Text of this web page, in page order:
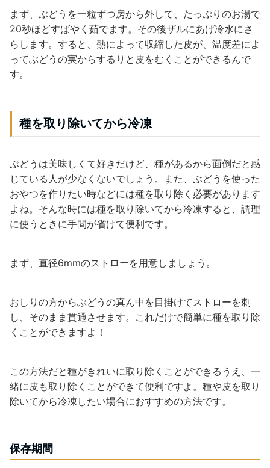
まず、ぶどうを一粒ずつ房から外して、たっぷりのお湯で
20秒ほどすばやく茹でます。その後ザルにあげ冷水にさ
らします。すると、熱によって収縮した皮が、温度差によ
ってぶどうの実からするりと皮をむくことができるんで
す。
種を取り除いてから冷凍
ぶどうは美味しくて好きだけど、種があるから面倒だと感
じている人が少なくないでしょう。また、ぶどうを使った
おやつを作りたい時などには種を取り除く必要があります
よね。そんな時には種を取り除いてから冷凍すると、調理
に使うときに手間が省けて便利です。
まず、直径6mmのストローを用意しましょう。
おしりの方からぶどうの真ん中を目掛けてストローを刺
し、そのまま貫通させます。これだけで簡単に種を取り除
くことができますよ！
この方法だと種がきれいに取り除くことができるうえ、一
緒に皮も取り除くことができて便利ですよ。種や皮を取り
除いてから冷凍したい場合におすすめの方法です。
保存期間